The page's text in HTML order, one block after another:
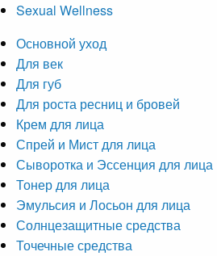
Sexual Wellness
Основной уход
Для век
Для губ
Для роста ресниц и бровей
Крем для лица
Спрей и Мист для лица
Сыворотка и Эссенция для лица
Тонер для лица
Эмульсия и Лосьон для лица
Солнцезащитные средства
Точечные средства